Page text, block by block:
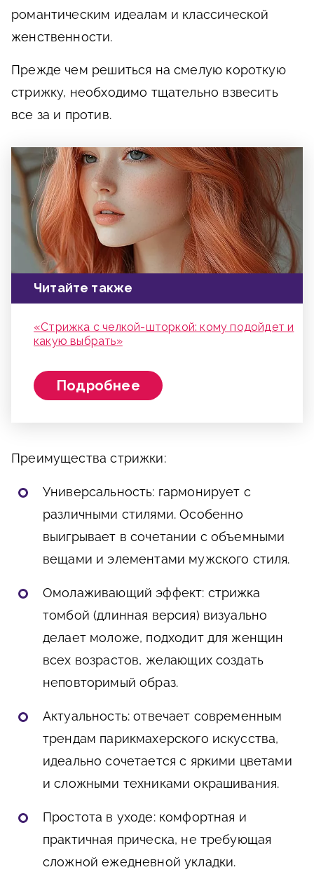
романтическим идеалам и классической
женственности.
Прежде чем решиться на смелую короткую
стрижку, необходимо тщательно взвесить
все за и против.
Читайте также
«Стрижка с челкой-шторкой: кому подойдет и
какую выбрать»
Подробнее
Преимущества стрижки:
Универсальность: гармонирует с
различными стилями. Особенно
выигрывает в сочетании с объемными
вещами и элементами мужского стиля.
Омолаживающий эффект: стрижка
томбой (длинная версия) визуально
делает моложе, подходит для женщин
всех возрастов, желающих создать
неповторимый образ.
Актуальность: отвечает современным
трендам парикмахерского искусства,
идеально сочетается с яркими цветами
и сложными техниками окрашивания.
Простота в уходе: комфортная и
практичная прическа, не требующая
сложной ежедневной укладки.